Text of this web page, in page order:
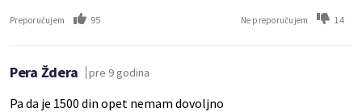
Preporučujem 95 Ne preporučujem 14
Pera Ždera pre 9 godina
Pa da je 1500 din opet nemam dovoljno